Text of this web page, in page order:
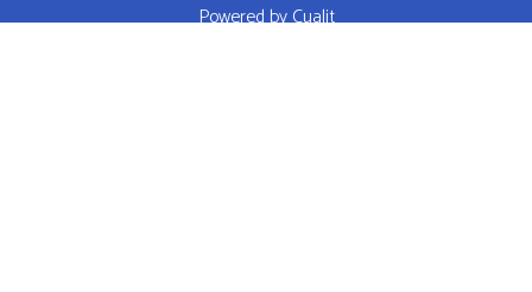
Powered byCualit